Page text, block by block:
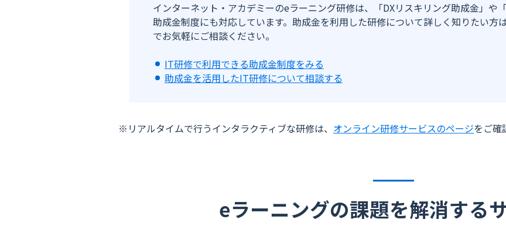
インターネット・アカデミーのeラーニング研修は、「DXリスキリング助成金」や
助成金制度にも対応しています。助成金を利用した研修について詳しく知りたい方
でお気軽にご相談ください。
IT研修で利用できる助成金制度をみる
助成金を活用したIT研修について相談する
※リアルタイムで行うインタラクティブな研修は、 オンライン研修サービスのページをご確
eラーニングの課題を解消する